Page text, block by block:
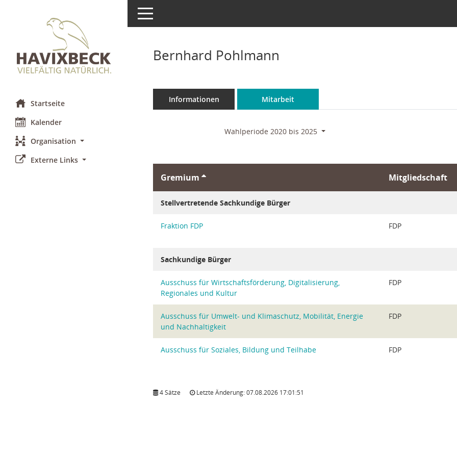
Startseite
Kalender
Organisation
Externe Links
Toggle navigation
Bernhard Pohlmann
Informationen Mitarbeit
Wahlperiode 2020 bis 2025
Gremium Mitgliedschaft
Stellvertretende Sachkundige Bürger
Fraktion FDP FDP
Sachkundige Bürger
Ausschuss für Wirtschaftsförderung, Digitalisierung,
Regionales und Kultur
FDP
Ausschuss für Umwelt- und Klimaschutz, Mobilität, Energie
und Nachhaltigkeit
FDP
Ausschuss für Soziales, Bildung und Teilhabe FDP
4 Sätze Letzte Änderung: 07.08.2026 17:01:51